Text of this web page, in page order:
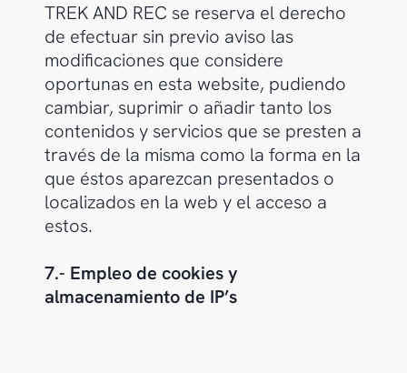
TREK AND REC se reserva el derecho
de efectuar sin previo aviso las
modificaciones que considere
oportunas en esta website, pudiendo
cambiar, suprimir o añadir tanto los
contenidos y servicios que se presten a
través de la misma como la forma en la
que éstos aparezcan presentados o
localizados en la web y el acceso a
estos.
7.- Empleo de cookies y
almacenamiento de IP’s